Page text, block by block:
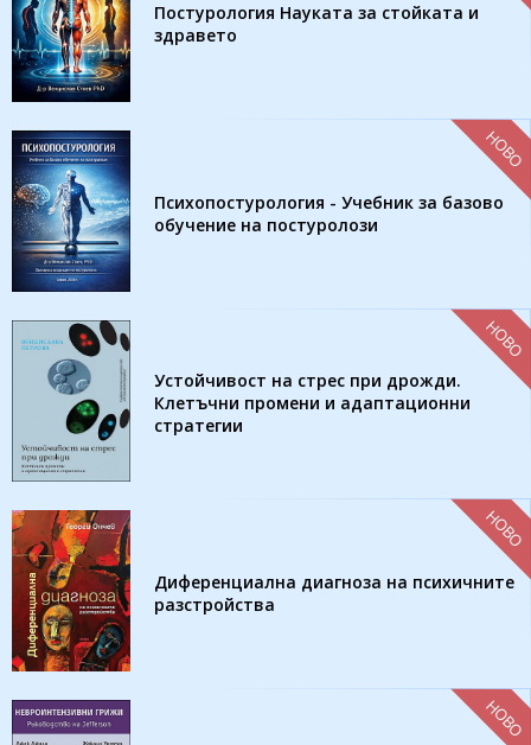
Постурология Науката за стойката и
здравето
Психопостурология - Учебник за базово
обучение на постуролози
НОВО
Устойчивост на стрес при дрожди.
Клетъчни промени и адаптационни
стратегии
НОВО
Диференциална диагноза на психичните
разстройства
НОВО
НОВО